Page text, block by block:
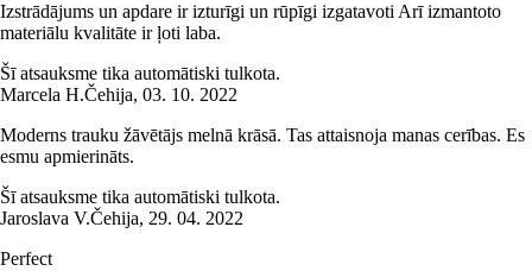
Izstrādājums un apdare ir izturīgi un rūpīgi izgatavoti Arī izmantoto
materiālu kvalitāte ir ļoti laba.
Šī atsauksme tika automātiski tulkota.
Marcela H.Čehija, 03. 10. 2022
Moderns trauku žāvētājs melnā krāsā. Tas attaisnoja manas cerības. Es
esmu apmierināts.
Šī atsauksme tika automātiski tulkota.
Jaroslava V.Čehija, 29. 04. 2022
Perfect